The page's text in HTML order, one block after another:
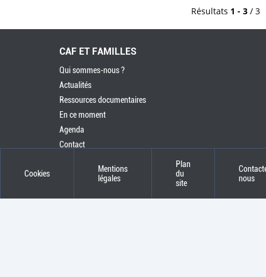
Résultats 1 - 3 / 3
CAF ET FAMILLES
Qui sommes-nous ?
Actualités
Ressources documentaires
En ce moment
Agenda
Contact
Cookies
Mentions
légales
Plan
du
site
nous